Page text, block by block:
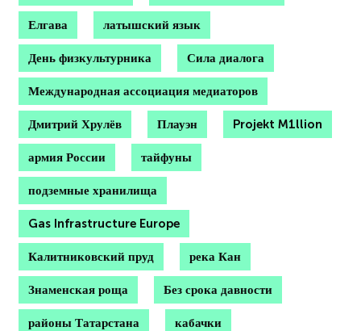
Елгава латышский язык
День физкультурника Сила диалога
Международная ассоциация медиаторов
Дмитрий Хрулёв Плауэн Projekt M1llion
армия России тайфуны
подземные хранилища
Gas Infrastructure Europe
Калитниковский пруд река Кан
Знаменская роща Без срока давности
районы Татарстана кабачки